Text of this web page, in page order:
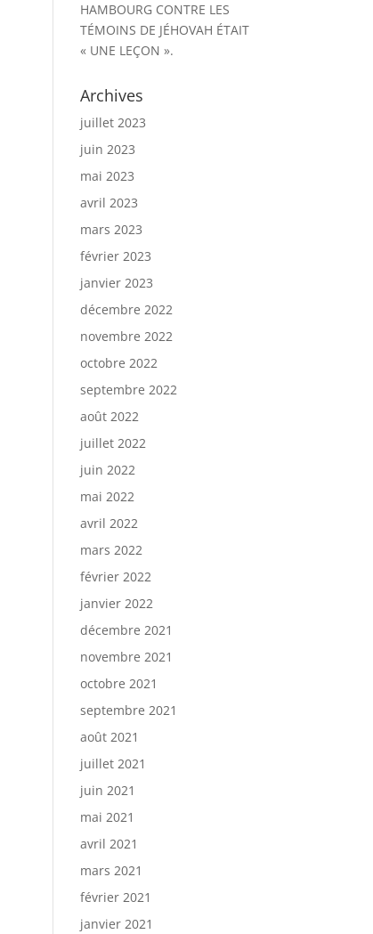
HAMBOURG CONTRE LES
TÉMOINS DE JÉHOVAH ÉTAIT
« UNE LEÇON ».
Archives
juillet 2023
juin 2023
mai 2023
avril 2023
mars 2023
février 2023
janvier 2023
décembre 2022
novembre 2022
octobre 2022
septembre 2022
août 2022
juillet 2022
juin 2022
mai 2022
avril 2022
mars 2022
février 2022
janvier 2022
décembre 2021
novembre 2021
octobre 2021
septembre 2021
août 2021
juillet 2021
juin 2021
mai 2021
avril 2021
mars 2021
février 2021
janvier 2021